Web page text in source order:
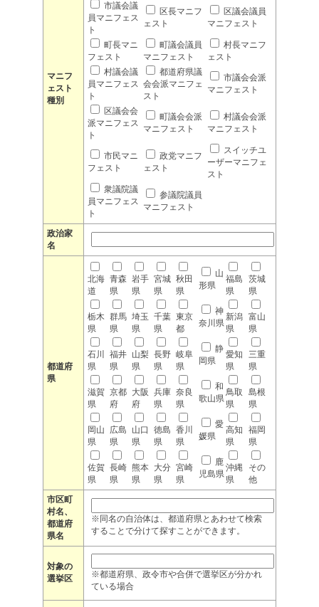
マニフ
ェスト
種別
市議会議
員マニフェス
ト
区長マニフ
ェスト
区議会議員
マニフェスト
町長マニ
フェスト
町議会議員
マニフェスト
村長マニフ
ェスト
村議会議
員マニフェス
ト
都道府県議
会会派マニフェ
スト
市議会会派
マニフェスト
区議会会
派マニフェス
ト
町議会会派
マニフェスト
村議会会派
マニフェスト
市民マニ
フェスト
政党マニフ
ェスト
スイッチユ
ーザーマニフェ
スト
衆議院議
員マニフェス
ト
参議院議員
マニフェスト
政治家
名
都道府
県
北海
道
青森
県
岩手
県
宮城
県
秋田
県
山
形県
福島
県
茨城
県
栃木
県
群馬
県
埼玉
県
千葉
県
東京
都
神
奈川県
新潟
県
富山
県
石川
県
福井
県
山梨
県
長野
県
岐阜
県
静
岡県
愛知
県
三重
県
滋賀
県
京都
府
大阪
府
兵庫
県
奈良
県
和
歌山県
鳥取
県
島根
県
岡山
県
広島
県
山口
県
徳島
県
香川
県
愛
媛県
高知
県
福岡
県
佐賀
県
長崎
県
熊本
県
大分
県
宮崎
県
鹿
児島県
沖縄
県
その
他
市区町
村名、
都道府
県名
※同名の自治体は、都道府県とあわせて検索
することで分けて探すことができます。
対象の
選挙区
※都道府県、政令市や合併で選挙区が分かれ
ている場合